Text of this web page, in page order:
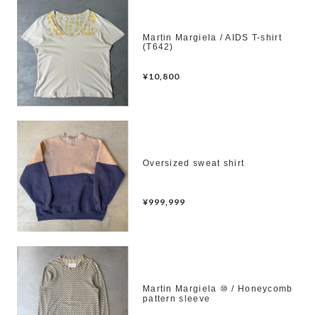
Martin Margiela / AIDS T-shirt
(T642)
¥10,800
Oversized sweat shirt
¥999,999
Martin Margiela ⑩ / Honeycomb
pattern sleeve